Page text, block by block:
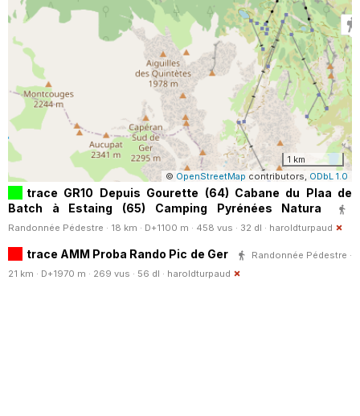
1 km
© OpenStreetMap contributors, ODbL 1.0
trace GR10 Depuis Gourette (64) Cabane du Plaa de
Batch à Estaing (65) Camping Pyrénées Natura
Randonnée Pédestre · 18 km · D+1100 m · 458 vus · 32 dl · haroldturpaud
trace AMM Proba Rando Pic de Ger
Randonnée Pédestre ·
21 km · D+1970 m · 269 vus · 56 dl · haroldturpaud